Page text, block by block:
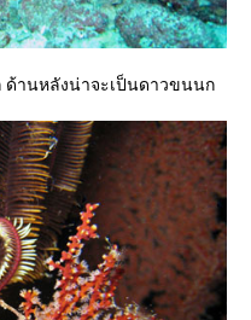
ด้านหลังน่าจะเป็นดาวขนนก